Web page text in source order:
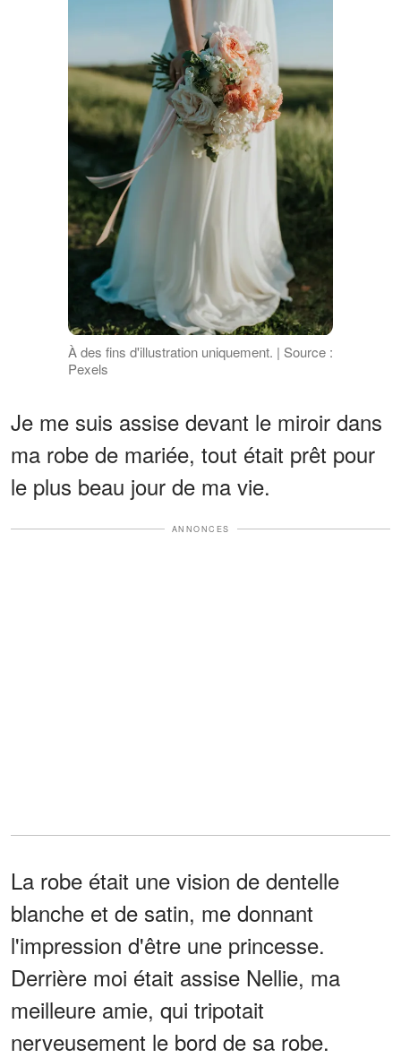
À des fins d'illustration uniquement. | Source :
Pexels
Je me suis assise devant le miroir dans
ma robe de mariée, tout était prêt pour
le plus beau jour de ma vie.
ANNONCES
La robe était une vision de dentelle
blanche et de satin, me donnant
l'impression d'être une princesse.
Derrière moi était assise Nellie, ma
meilleure amie, qui tripotait
nerveusement le bord de sa robe.